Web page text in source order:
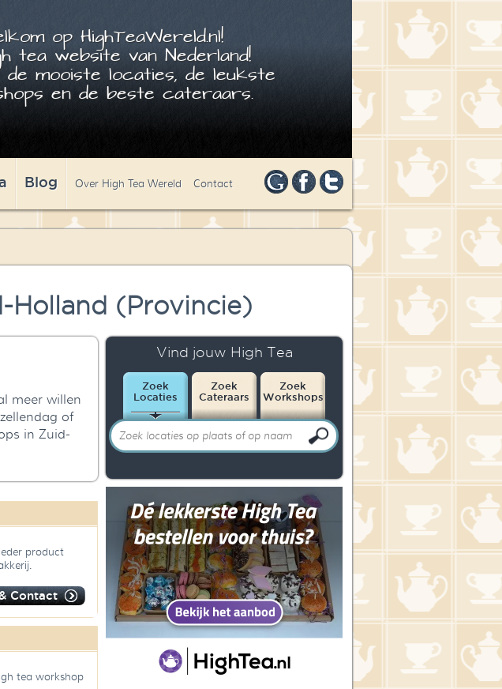
op HighTeaWereld.nl!
tea website van Nederland!
de mooiste locaties, de leukste
en de beste cateraars.
Blog Over High Tea Wereld Contact
Holland (Provincie)
meer willen
of
in Zuid-
product
Contact
tea workshop
Vind jouw High Tea
Zoek
Locaties
Zoek
Cateraars
Zoek
Workshops